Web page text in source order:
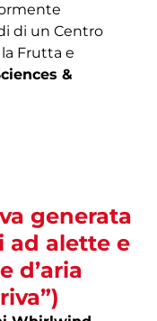
di un Centro
Frutta e
&
generata
ad alette e
d’aria